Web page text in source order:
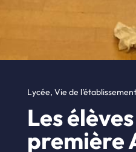
Lycée, Vie de l’établissement
Les
première